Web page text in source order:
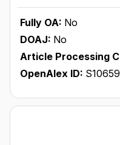
Fully OA: No
DOAJ: No
Article Processing
OpenAlex ID: